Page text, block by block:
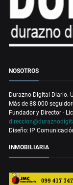
NOSOTROS
Durazno Digital Diario.
Más de 88.000
Fundador y Director -
Diseño: IP
INMOBILIARIA